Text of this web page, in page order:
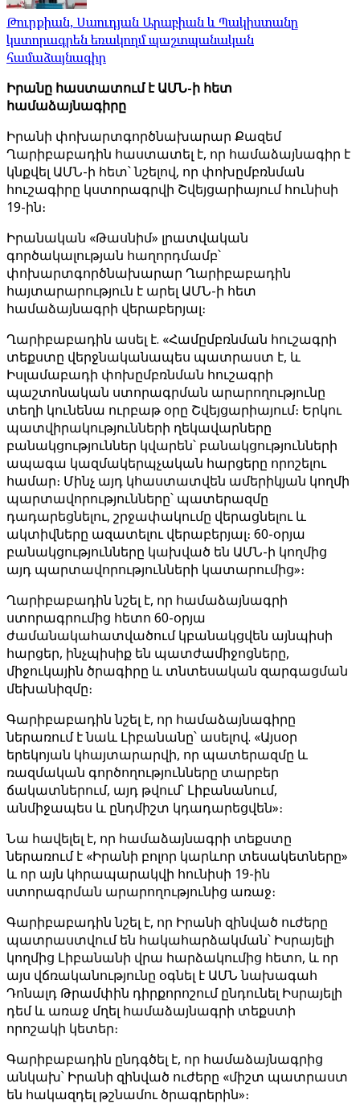
Թուրքիան, Սաուդյան Արաբիան և Պակիստանը
կստորագրեն եռակողմ պաշտպանական
համաձայնագիր
Իրանը հաստատում է ԱՄՆ-ի հետ
համաձայնագիրը
Իրանի փոխարտգործնախարար Քազեմ
Ղարիբաբադին հաստատել է, որ համաձայնագիր է
կնքվել ԱՄՆ-ի հետ՝ նշելով, որ փոխըմբռնման
հուշագիրը կստորագրվի Շվեյցարիայում հունիսի
19-ին։
Իրանական «Թասնիմ» լրատվական
գործակալության հաղորդմամբ՝
փոխարտգործնախարար Ղարիբաբադին
հայտարարություն է արել ԱՄՆ-ի հետ
համաձայնագրի վերաբերյալ։
Ղարիբաբադին ասել է. «Համըմբռնման հուշագրի
տեքստը վերջնականապես պատրաստ է, և
Իսլամաբադի փոխըմբռնման հուշագրի
պաշտոնական ստորագրման արարողությունը
տեղի կունենա ուրբաթ օրը Շվեյցարիայում։ Երկու
պատվիրակությունների ղեկավարները
բանակցություններ կվարեն՝ բանակցությունների
ապագա կազմակերպչական հարցերը որոշելու
համար։ Մինչ այդ կհաստատվեն ամերիկյան կողմի
պարտավորությունները՝ պատերազմը
դադարեցնելու, շրջափակումը վերացնելու և
ակտիվները ազատելու վերաբերյալ։ 60-օրյա
բանակցությունները կախված են ԱՄՆ-ի կողմից
այդ պարտավորությունների կատարումից»։
Ղարիբաբադին նշել է, որ համաձայնագրի
ստորագրումից հետո 60-օրյա
ժամանակահատվածում կբանակցվեն այնպիսի
հարցեր, ինչպիսիք են պատժամիջոցները,
միջուկային ծրագիրը և տնտեսական զարգացման
մեխանիզմը։
Գարիբաբադին նշել է, որ համաձայնագիրը
ներառում է նաև Լիբանանը՝ ասելով. «Այսօր
երեկոյան կհայտարարվի, որ պատերազմը և
ռազմական գործողությունները տարբեր
ճակատներում, այդ թվում՝ Լիբանանում,
անմիջապես և ընդմիշտ կդադարեցվեն»։
Նա հավելել է, որ համաձայնագրի տեքստը
ներառում է «Իրանի բոլոր կարևոր տեսակետները»
և որ այն կհրապարակվի հունիսի 19-ին
ստորագրման արարողությունից առաջ։
Գարիբաբադին նշել է, որ Իրանի զինված ուժերը
պատրաստվում են հակահարձակման՝ Իսրայելի
կողմից Լիբանանի վրա հարձակումից հետո, և որ
այս վճռականությունը օգնել է ԱՄՆ նախագահ
Դոնալդ Թրամփին դիրքորոշում ընդունել Իսրայելի
դեմ և առաջ մղել համաձայնագրի տեքստի
որոշակի կետեր։
Գարիբաբադին ընդգծել է, որ համաձայնագրից
անկախ՝ Իրանի զինված ուժերը «միշտ պատրաստ
են հակազդել թշնամու ծրագրերին»։